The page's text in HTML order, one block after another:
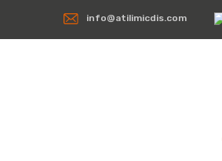
info@atilimicdis.com